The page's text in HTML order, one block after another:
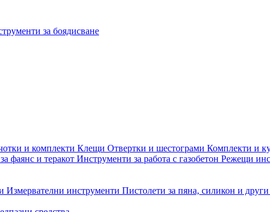
за боядисване
и комплекти Клещи Отвертки и шестограми Комплекти и
фаянс и теракот Инструменти за работа с газобетон Режещи
Измервателни инструменти Пистолети за пяна, силикон и